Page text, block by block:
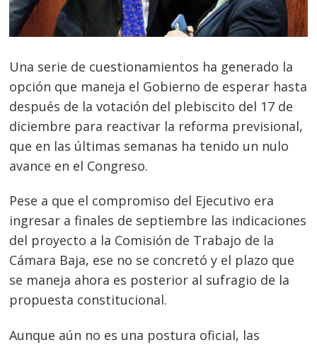
Una serie de cuestionamientos ha generado la
opción que maneja el Gobierno de esperar hasta
después de la votación del plebiscito del 17 de
diciembre para reactivar la reforma previsional,
que en las últimas semanas ha tenido un nulo
avance en el Congreso.
Pese a que el compromiso del Ejecutivo era
ingresar a finales de septiembre las indicaciones
del proyecto a la Comisión de Trabajo de la
Cámara Baja, ese no se concretó y el plazo que
se maneja ahora es posterior al sufragio de la
propuesta constitucional.
Aunque aún no es una postura oficial, las